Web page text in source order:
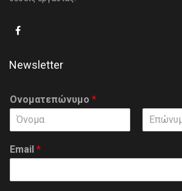
Newsletter
Ονοματεπώνυμο *
i
rEmail *